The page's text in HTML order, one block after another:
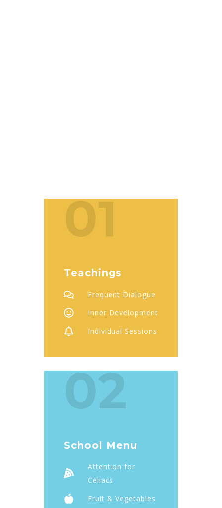
01
Teachings
Frequent Dialogue
Inner Development
Individual Sessions
02
School Menu
Attention for
Celiacs
Fruit & Vegetables